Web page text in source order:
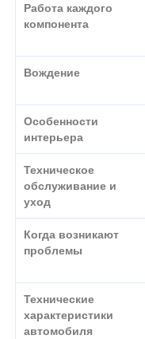
Работа каждого
компонента
Вождение
Особенности
интерьера
Техническое
обслуживание и
уход
Когда возникают
проблемы
Технические
характеристики
автомобиля